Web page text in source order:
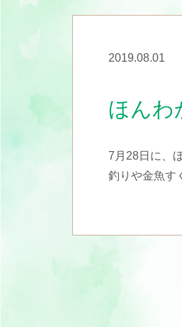
2019.08.01
ほんわ
7月28日に、
釣りや金魚す